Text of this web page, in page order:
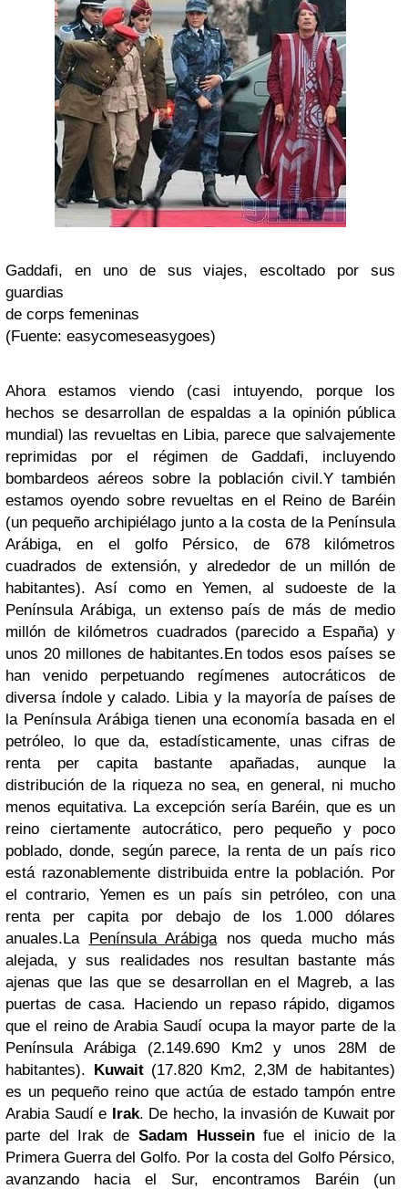
Gaddafi, en uno de sus viajes, escoltado por sus
guardias
de corps femeninas
(Fuente: easycomeseasygoes)
Ahora estamos viendo (casi intuyendo, porque los
hechos se desarrollan de espaldas a la opinión pública
mundial) las revueltas en Libia, parece que salvajemente
reprimidas por el régimen de Gaddafi, incluyendo
bombardeos aéreos sobre la población civil.Y también
estamos oyendo sobre revueltas en el Reino de Baréin
(un pequeño archipiélago junto a la costa de la Península
Arábiga, en el golfo Pérsico, de 678 kilómetros
cuadrados de extensión, y alrededor de un millón de
habitantes). Así como en Yemen, al sudoeste de la
Península Arábiga, un extenso país de más de medio
millón de kilómetros cuadrados (parecido a España) y
unos 20 millones de habitantes.En todos esos países se
han venido perpetuando regímenes autocráticos de
diversa índole y calado. Libia y la mayoría de países de
la Península Arábiga tienen una economía basada en el
petróleo, lo que da, estadísticamente, unas cifras de
renta per capita bastante apañadas, aunque la
distribución de la riqueza no sea, en general, ni mucho
menos equitativa. La excepción sería Baréin, que es un
reino ciertamente autocrático, pero pequeño y poco
poblado, donde, según parece, la renta de un país rico
está razonablemente distribuida entre la población. Por
el contrario, Yemen es un país sin petróleo, con una
renta per capita por debajo de los 1.000 dólares
anuales.La Península Arábiganos queda mucho más
alejada, y sus realidades nos resultan bastante más
ajenas que las que se desarrollan en el Magreb, a las
puertas de casa. Haciendo un repaso rápido, digamos
que el reino de Arabia Saudí ocupa la mayor parte de la
Península Arábiga (2.149.690 Km2 y unos 28M de
habitantes). Kuwait(17.820 Km2, 2,3M de habitantes)
es un pequeño reino que actúa de estado tampón entre
Arabia Saudí e Irak. De hecho, la invasión de Kuwait por
parte del Irak de Sadam Husseinfue el inicio de la
Primera Guerra del Golfo. Por la costa del Golfo Pérsico,
avanzando hacia el Sur, encontramos Baréin (un